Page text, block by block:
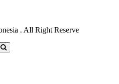
. All Right Reserve